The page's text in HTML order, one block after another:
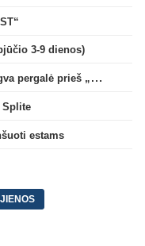
3-9 dienos)
Po dviejų M. Liužinaitės įvarčių – nelengva pergalė prieš „Bangą“
Splite
estams